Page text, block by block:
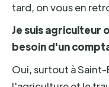
tard, on vous en
Je suis agriculteur
besoin d'un
Oui, surtout à